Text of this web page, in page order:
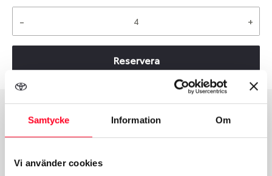
Samtycke Information Om
Vi använder cookies
- +
Reservera
Group
Fälg PV/C LM
Tum
17
45